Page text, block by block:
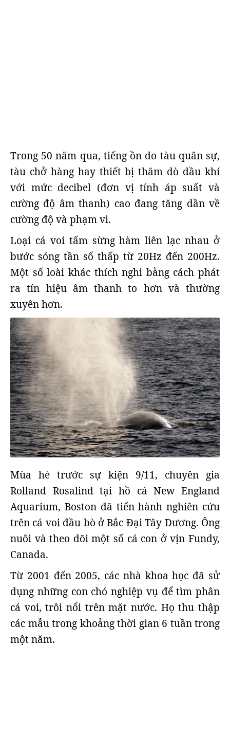
Trong 50 năm qua, tiếng ồn do tàu quân sự,
tàu chở hàng hay thiết bị thăm dò dầu khí
với mức decibel (đơn vị tính áp suất và
cường độ âm thanh) cao đang tăng dần về
cường độ và phạm vi.
Loại cá voi tấm sừng hàm liên lạc nhau ở
bước sóng tần số thấp từ 20Hz đến 200Hz.
Một số loài khác thích nghi bằng cách phát
ra tín hiệu âm thanh to hơn và thường
xuyên hơn.
Mùa hè trước sự kiện 9/11, chuyên gia
Rolland Rosalind tại hồ cá New England
Aquarium, Boston đã tiến hành nghiên cứu
trên cá voi đầu bò ở Bắc Đại Tây Dương. Ông
nuôi và theo dõi một số cá con ở vịn Fundy,
Canada.
Từ 2001 đến 2005, các nhà khoa học đã sử
dụng những con chó nghiệp vụ để tìm phân
cá voi, trôi nổi trên mặt nước. Họ thu thập
các mẫu trong khoảng thời gian 6 tuần trong
một năm.